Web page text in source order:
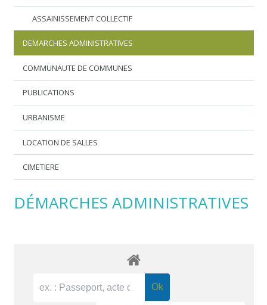
ASSAINISSEMENT COLLECTIF
DEMARCHES ADMINISTRATIVES
COMMUNAUTE DE COMMUNES
PUBLICATIONS
URBANISME
LOCATION DE SALLES
CIMETIERE
DÉMARCHES ADMINISTRATIVES